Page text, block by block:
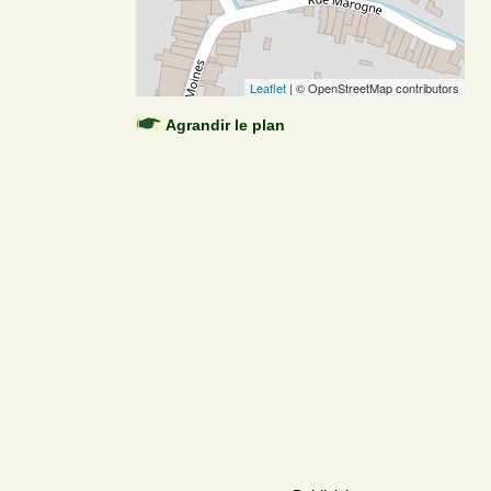
Leaflet | © OpenStreetMap contributors
Agrandir le plan